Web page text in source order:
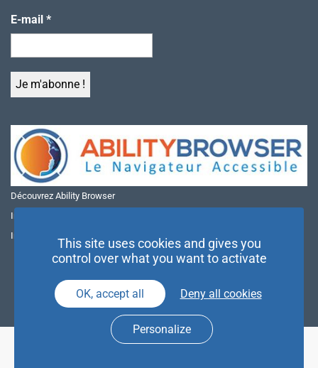
E-mail *
Découvrez Ability Browser
Installer Ability Browser sur Windows
Installer Ability Browser sur Mac
This site uses cookies and gives you
control over what you want to activate
OK, accept all Deny all cookies
Personalize